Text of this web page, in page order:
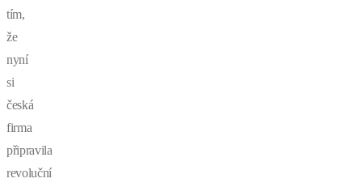
tím,
že
nyní
si
česká
firma
připravila
revoluční